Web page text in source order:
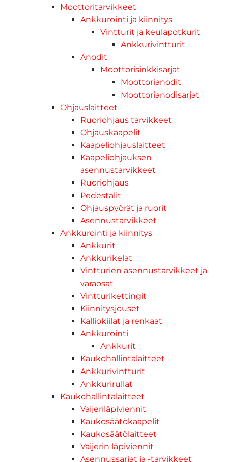
Moottoritarvikkeet
Ankkurointi ja kiinnitys
Vintturit ja keulapotkurit
Ankkurivintturit
Anodit
Moottorisinkkisarjat
Moottorianodit
Moottorianodisarjat
Ohjauslaitteet
Ruoriohjaus tarvikkeet
Ohjauskaapelit
Kaapeliohjauslaitteet
Kaapeliohjauksen
asennustarvikkeet
Ruoriohjaus
Pedestalit
Ohjauspyörät ja ruorit
Asennustarvikkeet
Ankkurointi ja kiinnitys
Ankkurit
Ankkurikelat
Vintturien asennustarvikkeet ja
varaosat
Vintturikettingit
Kiinnitysjouset
Kalliokiilat ja renkaat
Ankkurointi
Ankkurit
Kaukohallintalaitteet
Ankkurivintturit
Ankkurirullat
Kaukohallintalaitteet
Vaijeriläpiviennit
Kaukosäätökaapelit
Kaukosäätölaitteet
Vaijerin läpiviennit
Asennussarjat ja -tarvikkeet